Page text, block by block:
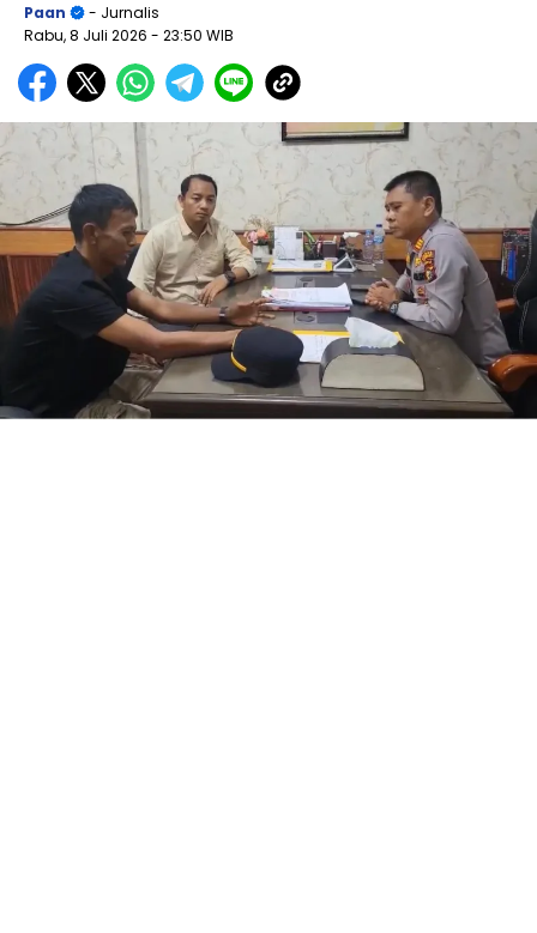
Paan
- Jurnalis
Rabu, 8 Juli 2026 - 23:50 WIB